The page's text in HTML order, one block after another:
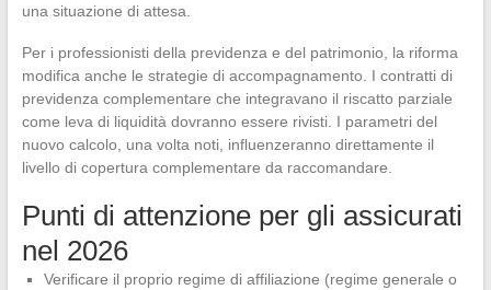
una situazione di attesa.
Per i professionisti della previdenza e del patrimonio, la riforma
modifica anche le strategie di accompagnamento. I contratti di
previdenza complementare che integravano il riscatto parziale
come leva di liquidità dovranno essere rivisti. I parametri del
nuovo calcolo, una volta noti, influenzeranno direttamente il
livello di copertura complementare da raccomandare.
Punti di attenzione per gli assicurati
nel 2026
Verificare il proprio regime di affiliazione (regime generale o